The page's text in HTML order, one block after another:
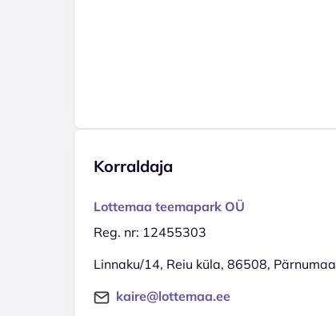
Korraldaja
Lottemaa teemapark OÜ
Reg. nr: 12455303
Linnaku/14, Reiu küla, 86508, Pärnumaa
kaire@lottemaa.ee